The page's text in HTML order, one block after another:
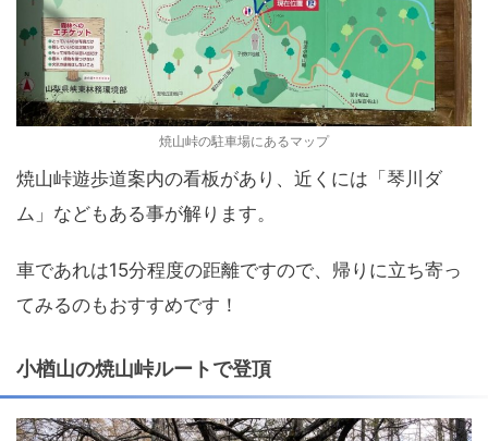
焼山峠の駐車場にあるマップ
焼山峠遊歩道案内の看板があり、近くには「琴川ダ
ム」などもある事が解ります。
車であれは15分程度の距離ですので、帰りに立ち寄っ
てみるのもおすすめです！
小楢山の焼山峠ルートで登頂